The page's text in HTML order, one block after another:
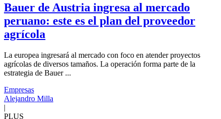
Bauer de Austria ingresa al mercado
peruano: este es el plan del proveedor
agrícola
La europea ingresará al mercado con foco en atender proyectos
agrícolas de diversos tamaños. La operación forma parte de la
estrategia de Bauer ...
Empresas
Alejandro Milla
|
PLUS